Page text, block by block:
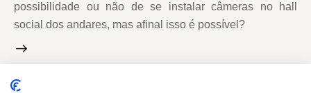
possibilidade ou não de se instalar câmeras no hall
social dos andares, mas afinal isso é possível?